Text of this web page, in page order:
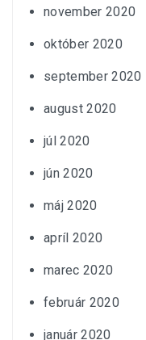
november 2020
október 2020
september 2020
august 2020
júl 2020
jún 2020
máj 2020
apríl 2020
marec 2020
február 2020
január 2020